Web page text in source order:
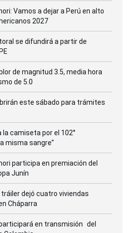
Vamos a dejar a Perú en alto
2027
se difundirá a partir de
de magnitud 3.5, media hora
de 5.0
este sábado para trámites
camiseta por el 102°
misma sangre”
participa en premiación del
Junín
dejó cuatro viviendas
Cháparra
en transmisión del